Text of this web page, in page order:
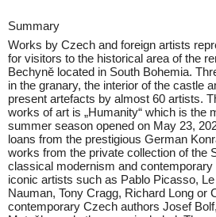
Summary
Works by Czech and foreign artists
for visitors to the historical area of the
Bechyně located in South Bohemia.
in the granary, the interior of the castle
present artefacts by almost 60 artists.
works of art is „Humanity“ which is the
summer season opened on May 23,
loans from the prestigious German
works from the private collection of the
classical modernism and
iconic artists such as Pablo Picasso,
Nauman, Tony Cragg, Richard Long or
contemporary Czech authors Josef